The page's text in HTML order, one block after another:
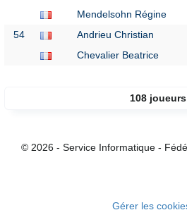
Mendelsohn Régine
54
Andrieu Christian
Chevalier Beatrice
108 joueurs
© 2026 - Service Informatique -
Gérer les